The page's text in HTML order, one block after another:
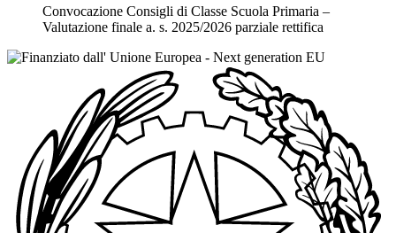
Convocazione Consigli di Classe Scuola Primaria –
Valutazione finale a. s. 2025/2026 parziale rettifica